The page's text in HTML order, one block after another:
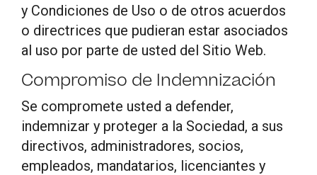
y Condiciones de Uso o de otros acuerdos
o directrices que pudieran estar asociados
al uso por parte de usted del Sitio Web.
Compromiso de Indemnización
Se compromete usted a defender,
indemnizar y proteger a la Sociedad, a sus
directivos, administradores, socios,
empleados, mandatarios, licenciantes y